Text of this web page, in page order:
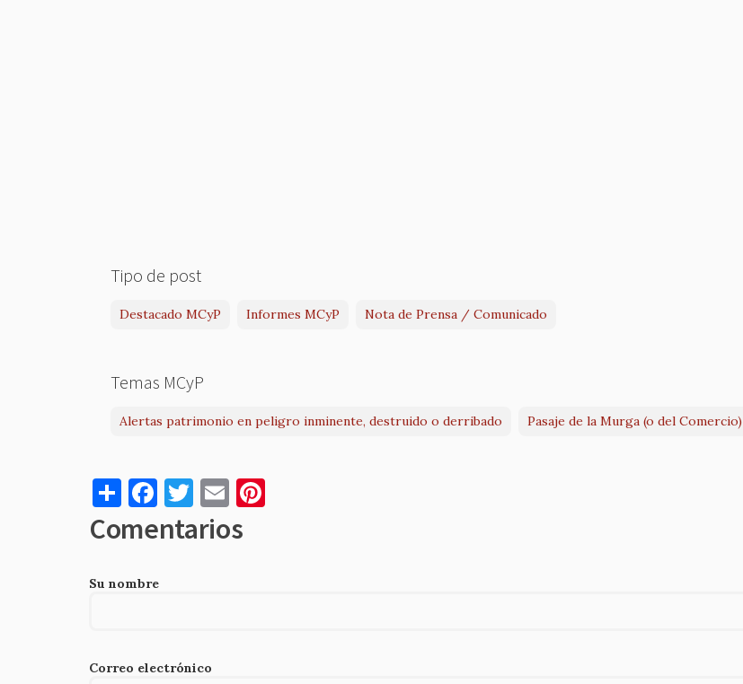
Tipo de post
Destacado MCyP Informes MCyP Nota de Prensa / Comunicado
Temas MCyP
Alertas patrimonio en peligro inminente, destruido o derribado Pasaje de la Murga (o del Comercio)
S
h
ar
e
F
a
c
e
o
T
w
it
E
m
ai
Comentarios
Su nombre
Correo electrónico